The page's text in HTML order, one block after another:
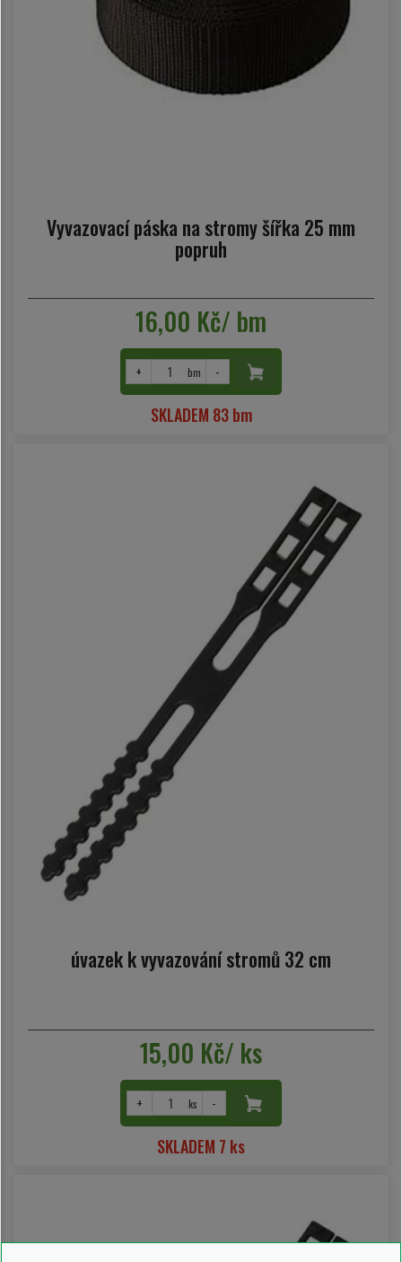
Vyvazovací páska na stromy šířka 25 mm
popruh
16,00 Kč/ bm
+ bm -
SKLADEM 83 bm
úvazek k vyvazování stromů 32 cm
15,00 Kč/ ks
+ ks -
SKLADEM 7 ks